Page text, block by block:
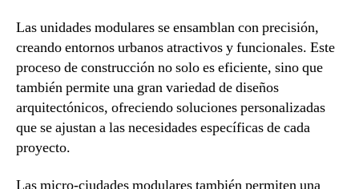
Las unidades modulares se ensamblan con precisión,
creando entornos urbanos atractivos y funcionales. Este
proceso de construcción no solo es eficiente, sino que
también permite una gran variedad de diseños
arquitectónicos, ofreciendo soluciones personalizadas
que se ajustan a las necesidades específicas de cada
proyecto.